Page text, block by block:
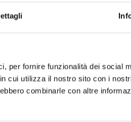
per fornire funzionalità dei social
cui utilizza il nostro sito con i
combinarle con altre
Linea oro